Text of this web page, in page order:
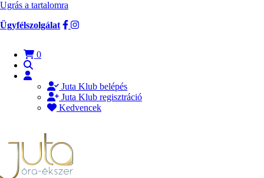
Ugrás a tartalomra
Ügyfélszolgálat
0
Juta Klub belépés
Juta Klub regisztráció
Kedvencek